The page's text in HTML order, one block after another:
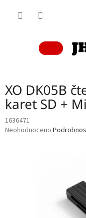
XO DK05B
karet SD +
1636471
Průměrné
Neohodnoceno